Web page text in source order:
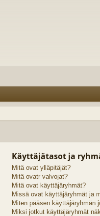
Käyttäjätasot ja
Mitä ovat ylläpitäjät?
Mitä ovatr valvojat?
Mitä ovat käyttäjäryhmät?
Missä ovat käyttäjäryhmät ja
Miten pääsen käyttäjäryhmän
Miksi jotkut käyttäjäryhmät